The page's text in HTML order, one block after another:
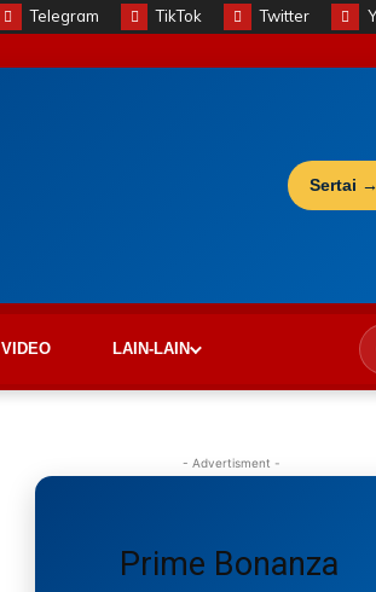
Telegram TikTok Twitter
Sertai →
VIDEO LAIN-LAIN
- Advertisment -
Prime Bonanza